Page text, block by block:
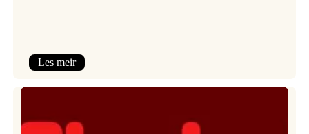
Les meir: